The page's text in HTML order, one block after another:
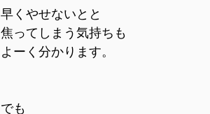
早くやせないとと
焦ってしまう気持ちも
よーく分かります。
でも